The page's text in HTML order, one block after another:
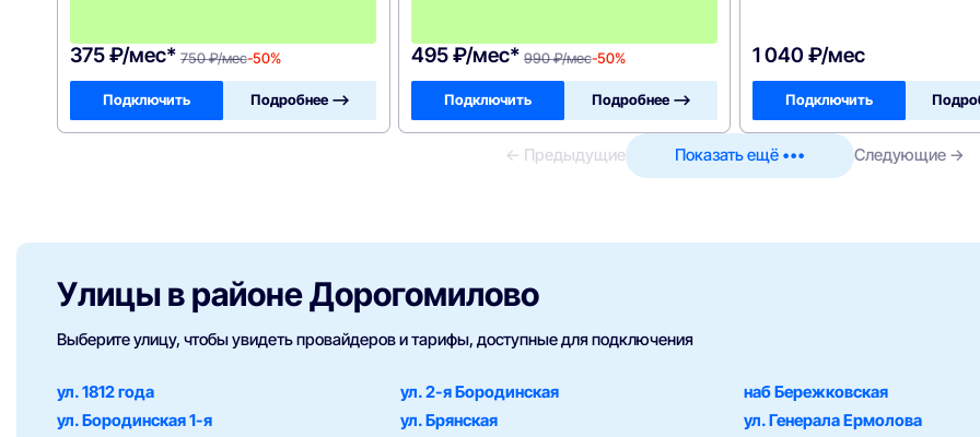
375 ₽/мес* 750 ₽/мес-50%
Подключить Подробнее —>
495 ₽/мес* 990 ₽/мес-50%
Подключить Подробнее —>
1 040 ₽/мес
Подключить
← Предыдущие Показать ещё ••• Следующие →
Улицы в районе Дорогомилово
Выберите улицу, чтобы увидеть провайдеров и тарифы, доступные для подключения
ул. 1812 года ул. 2-я Бородинская наб Бережковская
ул. Бородинская 1-я
ул. Брянская ул. Генерала Ермолова